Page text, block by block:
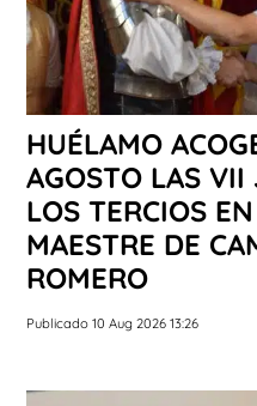
HUÉLAMO
AGOSTO LAS VII
LOS TERCIOS
MAESTRE DE
ROMERO
Publicado 10 Aug 2026 13:26